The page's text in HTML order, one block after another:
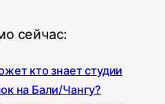
сейчас:
кто знает студии
на Бали/Чангу?